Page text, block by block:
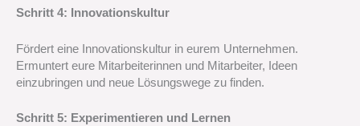
Schritt 4: Innovationskultur
Fördert eine Innovationskultur in eurem Unternehmen.
Ermuntert eure Mitarbeiterinnen und Mitarbeiter, Ideen
einzubringen und neue Lösungswege zu finden.
Schritt 5: Experimentieren und Lernen